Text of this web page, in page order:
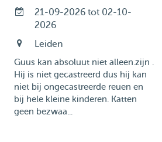
21-09-2026 tot 02-10-
2026
Leiden
Guus kan absoluut niet alleen.zijn .
Hij is niet gecastreerd dus hij kan
niet bij ongecastreerde reuen en
bij hele kleine kinderen. Katten
geen bezwaa...